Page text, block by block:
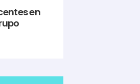
en